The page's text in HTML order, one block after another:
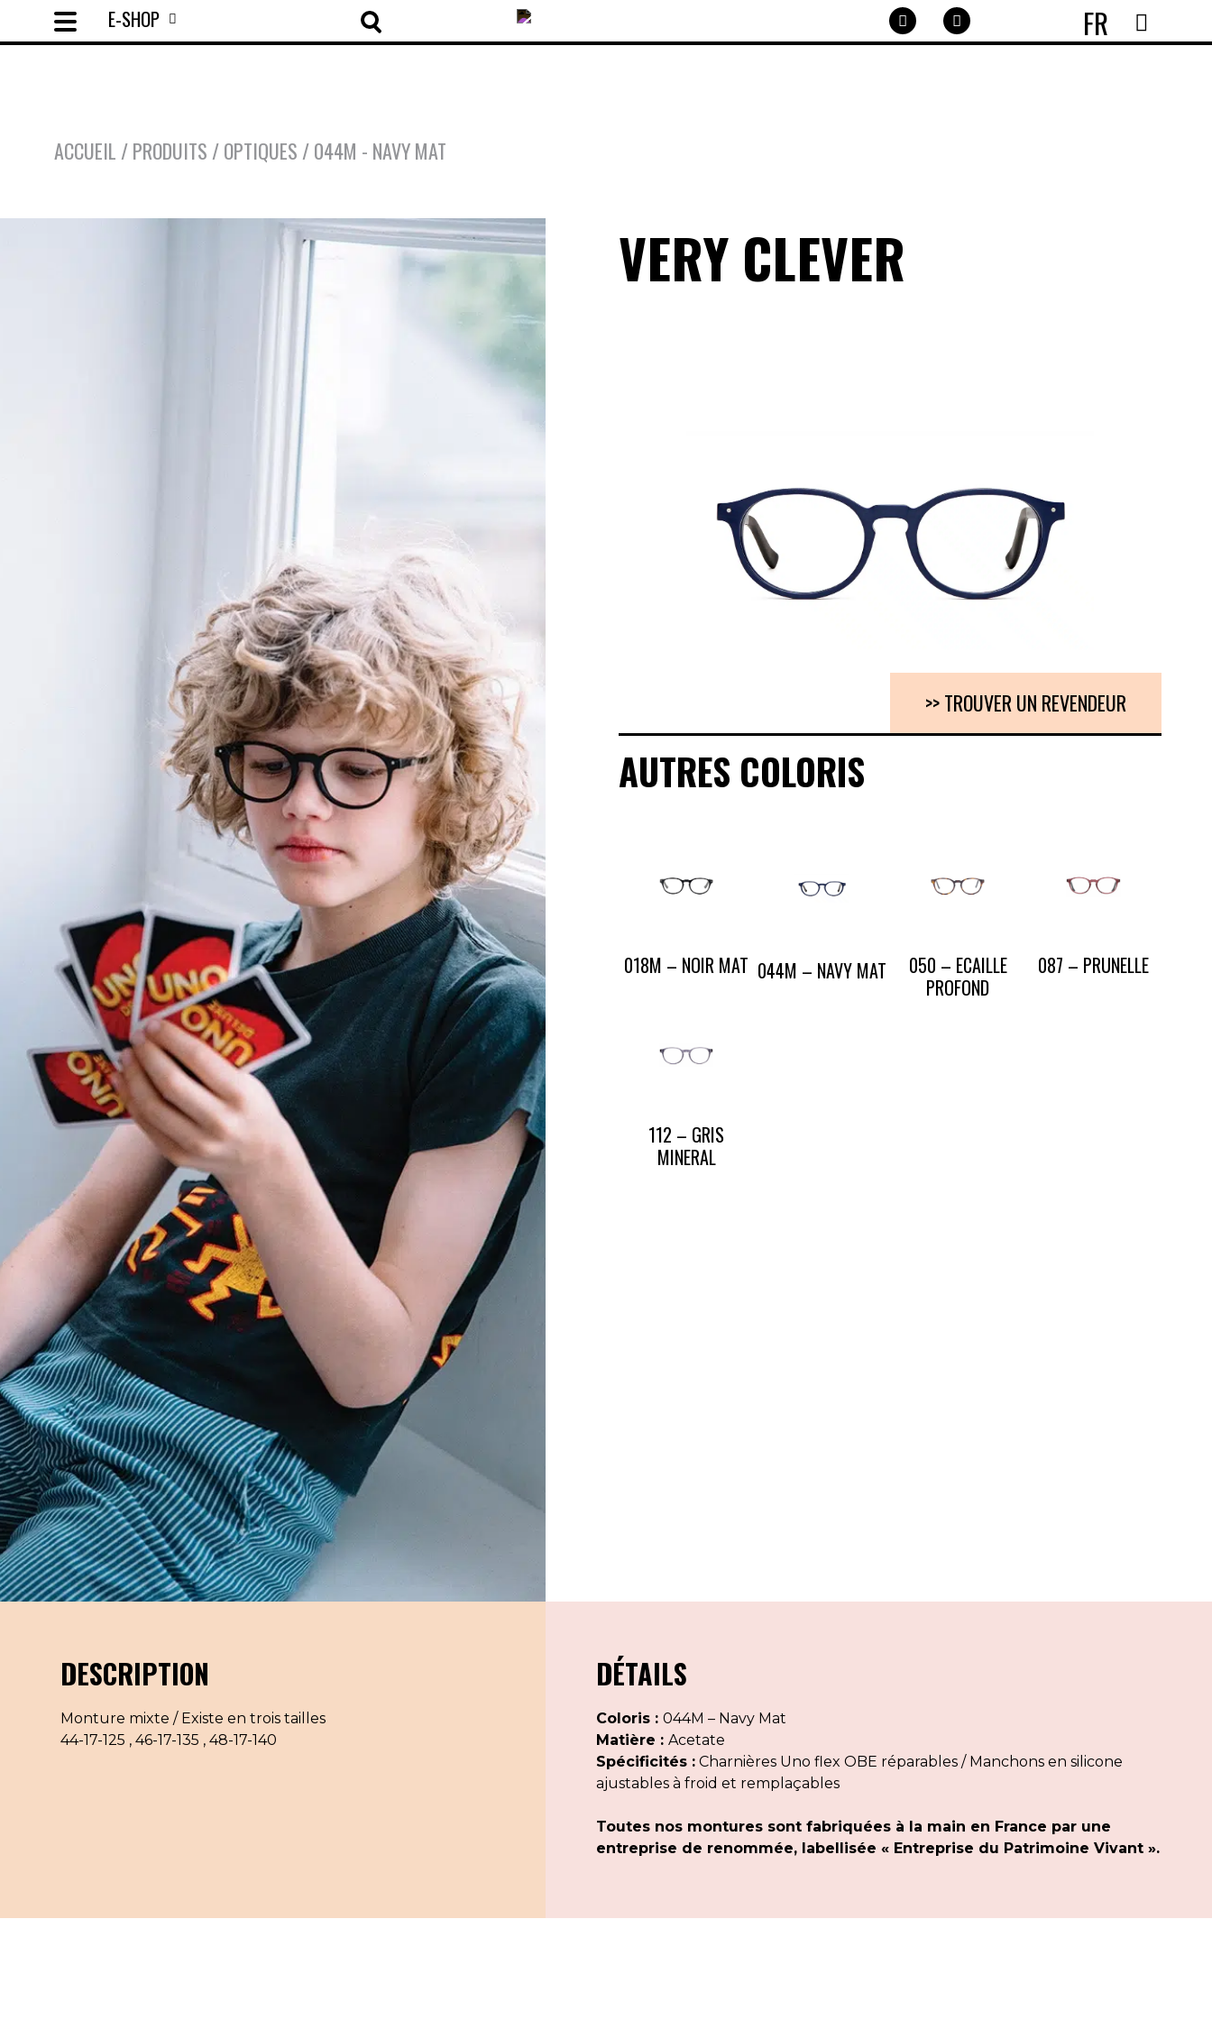
COLLECTIONS
NOUVEAUTÉS SOLAIRES ACCESSOIRES
MANIFESTO
POINTS DE VENTE
CONTACT
NOUS CONTACTER
E-SHOP FR
ACCUEIL /PRODUITS /OPTIQUES /044M - NAVY MAT
VERY CLEVER
>> TROUVER UN REVENDEUR
AUTRES COLORIS
018M – NOIR MAT 044M – NAVY MAT
050 – ECAILLE
PROFOND
087 – PRUNELLE
112 – GRIS
MINERAL
DESCRIPTION
Monture mixte / Existe en trois tailles
44-17-125 , 46-17-135 , 48-17-140
DÉTAILS
Coloris : 044M – Navy Mat
Matière : Acetate
Spécificités :Charnières Uno flex OBE réparables / Manchons en silicone
ajustables à froid et remplaçables
Toutes nos montures sont fabriquées à la main en France par une
entreprise de renommée, labellisée « Entreprise du Patrimoine Vivant ».